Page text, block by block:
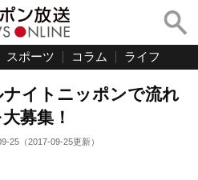
スポーツ コラム ライフ
イトニッポンで流れ
募集！
25 （2017-09-25更新）